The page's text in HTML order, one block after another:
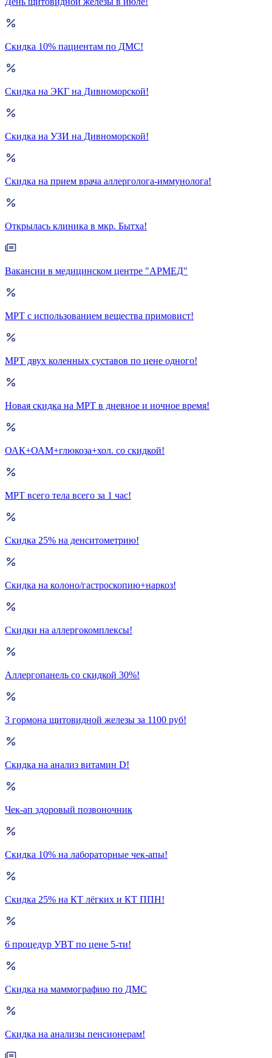
Скидка 10% пациентам по ДМС!
Скидка на ЭКГ на Дивноморской!
Скидка на УЗИ на Дивноморской!
Скидка на прием врача аллерголога-иммунолога!
Открылась клиника в мкр. Бытха!
Вакансии в медицинском центре "АРМЕД"
МРТ с использованием вещества примовист!
МРТ двух коленных суставов по цене одного!
Новая скидка на МРТ в дневное и ночное время!
ОАК+ОАМ+глюкоза+хол. со скидкой!
МРТ всего тела всего за 1 час!
Скидка 25% на денситометрию!
Скидка на колоно/гастроскопию+наркоз!
Скидки на аллергокомплексы!
Аллергопанель со скидкой 30%!
3 гормона щитовидной железы за 1100 руб!
Скидка на анализ витамин D!
Чек-ап здоровый позвоночник
Скидка 10% на лабораторные чек-апы!
Скидка 25% на КТ лёгких и КТ ППН!
6 процедур УВТ по цене 5-ти!
Скидка на маммографию по ДМС
Скидка на анализы пенсионерам!